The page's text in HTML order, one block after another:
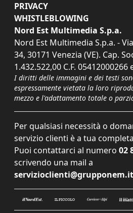
PRIVACY
WHISTLEBLOWING
Nord Est Multimedia S.p.a.
Nord Est Multimedia S.p.a. -
34, 30171 Venezia (VE). Cap.
1.432.522,00 C.F. 05412000266
I diritti delle immagini e dei testi
espressamente vietata la loro
mezzo e l'adattamento totale o
Per qualsiasi necessità o
servizio clienti è a tua
Puoi contattarci al numero 02
scrivendo una mail a
servizioclienti@grupponem.it